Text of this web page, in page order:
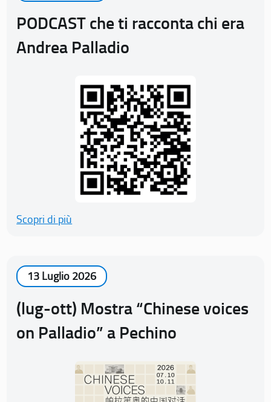
PODCAST che ti racconta chi era
Andrea Palladio
Scopri di più
13 Luglio 2026
(lug-ott) Mostra “Chinese voices
on Palladio” a Pechino